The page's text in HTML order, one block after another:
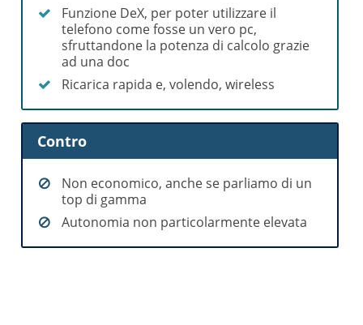
Funzione DeX, per poter utilizzare il
telefono come fosse un vero pc,
sfruttandone la potenza di calcolo grazie
ad una doc
Ricarica rapida e, volendo, wireless
Contro
Non economico, anche se parliamo di un
top di gamma
Autonomia non particolarmente elevata